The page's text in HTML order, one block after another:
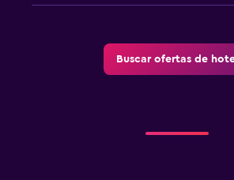
Buscar ofertas de